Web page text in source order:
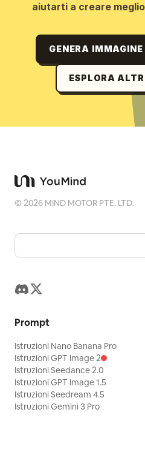
aiutarti a creare
GENERA
ESPLORA
©2026 MIND MOTOR PTE. LTD.
Prompt
Istruzioni Nano Banana Pro
Istruzioni GPT Image 2
Istruzioni Seedance 2.0
Istruzioni GPT Image 1.5
Istruzioni Seedream 4.5
Istruzioni Gemini 3 Pro